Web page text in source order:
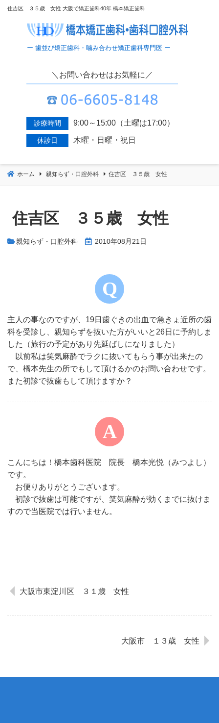
住吉区 ３５歳 女性 大阪で矯正歯科40年 橋本矯正歯科
＼お問い合わせはお気軽に／
診療時間 9:00～15:00（土曜は17:00）
休診日 木曜・日曜・祝日
ホーム 親知らず・口腔外科 住吉区 ３５歳 女性
住吉区 ３５歳 女性
親知らず・口腔外科 2010年08月21日
主人の事なのですが、19日歯ぐきの出血で急きょ近所の歯
科を受診し、親知らずを抜いた方がいいと26日に予約しま
した（旅行の予定があり先延ばしになりました）
以前私は笑気麻酔でラクに抜いてもらう事が出来たの
で、橋本先生の所でもして頂けるかのお問い合わせです。
また初診で抜歯もして頂けますか？
こんにちは！橋本歯科医院 院長 橋本光悦（みつよし）
です。
お便りありがとうございます。
初診で抜歯は可能ですが、笑気麻酔が効くまでに抜けま
すので当医院では行いません。
大阪市東淀川区 ３１歳 女性
大阪市 １３歳 女性